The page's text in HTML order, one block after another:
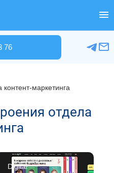
76
маркетинга
отдела
Digital